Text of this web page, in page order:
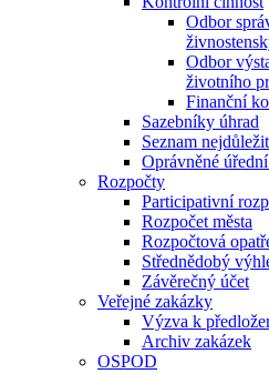
Odbor
Odbor
životního
Finanční
Sazebníky úhrad
Seznam
Oprávněné
Rozpočty
Participativní
Rozpočet města
Rozpočtová
Střednědobý
Závěrečný účet
Veřejné zakázky
Výzva k
Archiv zakázek
OSPOD